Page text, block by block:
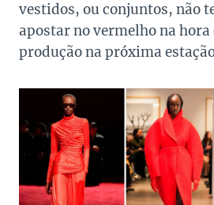
vestidos, ou conjuntos, não
apostar no vermelho na hora
produção na próxima